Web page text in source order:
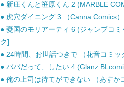
● 新庄くんと笹原くん 2 (MARBLE
● 虎穴ダイニング 3 （Canna Comics
● 憂国のモリアーティ 6 (ジャンプコ
ク]
● 24時間、お世話つきで （花音コミ
● パパだって、したい 4 (Glanz
● 俺の上司は待てができない （あすか